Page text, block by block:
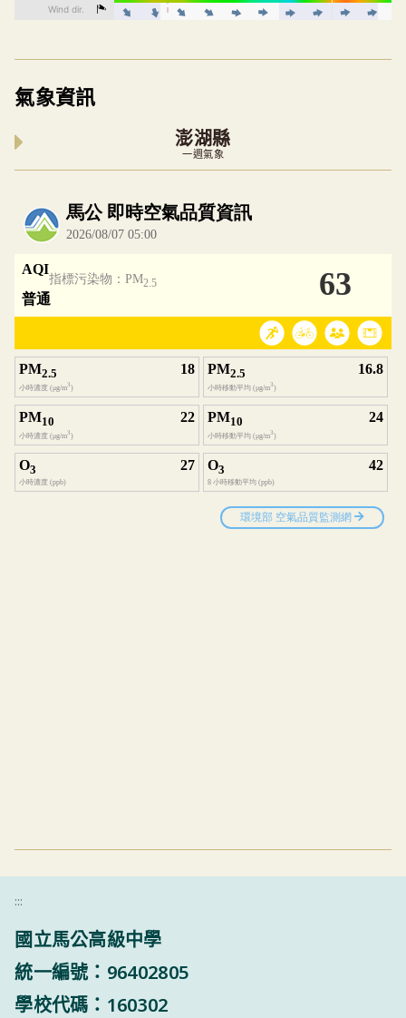
氣象資訊
澎湖縣
一週氣象
內嵌空氣品質小工具為視覺預覽，完整即時空
:::
國立馬公高級中學
統一編號：96402805
學校代碼：160302